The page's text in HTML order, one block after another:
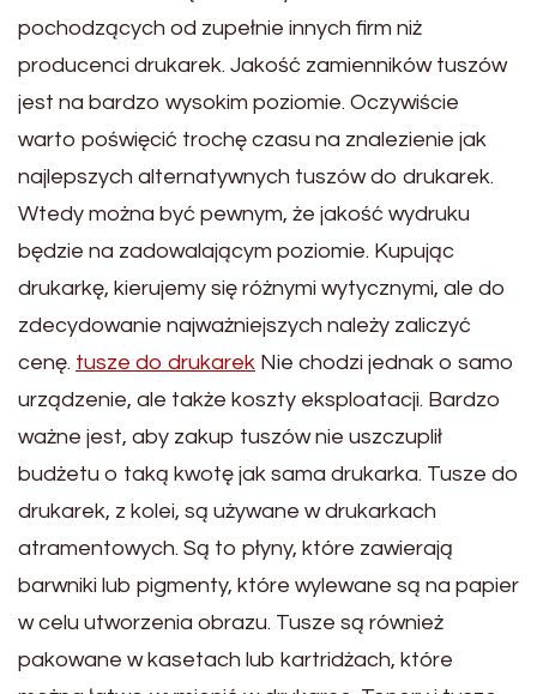
pochodzących od zupełnie innych firm niż
producenci drukarek. Jakość zamienników tuszów
jest na bardzo wysokim poziomie. Oczywiście
warto poświęcić trochę czasu na znalezienie jak
najlepszych alternatywnych tuszów do drukarek.
Wtedy można być pewnym, że jakość wydruku
będzie na zadowalającym poziomie. Kupując
drukarkę, kierujemy się różnymi wytycznymi, ale do
zdecydowanie najważniejszych należy zaliczyć
cenę. tusze do drukarek Nie chodzi jednak o samo
urządzenie, ale także koszty eksploatacji. Bardzo
ważne jest, aby zakup tuszów nie uszczuplił
budżetu o taką kwotę jak sama drukarka. Tusze do
drukarek, z kolei, są używane w drukarkach
atramentowych. Są to płyny, które zawierają
barwniki lub pigmenty, które wylewane są na papier
w celu utworzenia obrazu. Tusze są również
pakowane w kasetach lub kartridżach, które